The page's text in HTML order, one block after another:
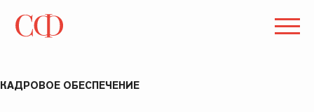
КАДРОВОЕ ОБЕСПЕЧЕНИЕ